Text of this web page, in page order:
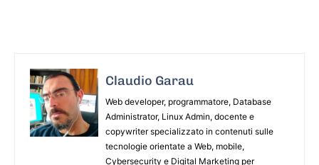
Claudio Garau
Web developer, programmatore, Database
Administrator, Linux Admin, docente e
copywriter specializzato in contenuti sulle
tecnologie orientate a Web, mobile,
Cybersecurity e Digital Marketing per